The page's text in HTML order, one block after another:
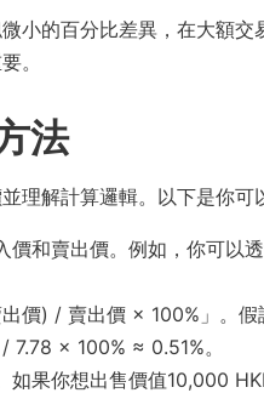
小的百分比差異，在大額
。
法
理解計算邏輯。以下是你可
價和賣出價。例如，你可以
出價) / 賣出價 × 100%」。
7.78 × 100% ≈ 0.51%。
如果你想出售價值10,000